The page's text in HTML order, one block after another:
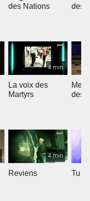
des Nations
des
4 min
La voix des
Martyrs
des
4 min
Reviens Tu